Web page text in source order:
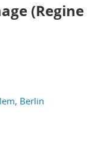
(Regine
Berlin